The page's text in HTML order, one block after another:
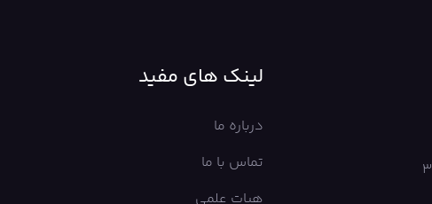
لینک های مفید
درباره ما
تماس با ما
هیات علمی